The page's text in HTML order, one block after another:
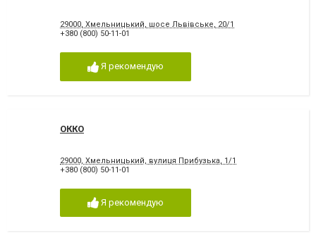
29000, Хмельницький, шосе Львівське, 20/1
+380 (800) 50-11-01
Я рекомендую
ОККО
29000, Хмельницький, вулиця Прибузька, 1/1
+380 (800) 50-11-01
Я рекомендую